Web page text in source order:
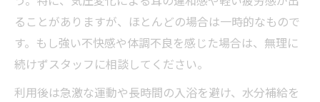
ることがありますが、ほとんどの場合は一時的なもので
す。もし強い不快感や体調不良を感じた場合は、無理に
続けずスタッフに相談してください。
利用後は急激な運動や長時間の入浴を避け、水分補給を